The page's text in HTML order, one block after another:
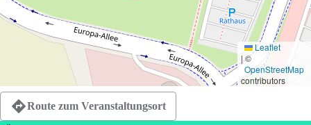
Leaflet
|©
OpenStreetMap
contributors
Route zum Veranstaltungsort